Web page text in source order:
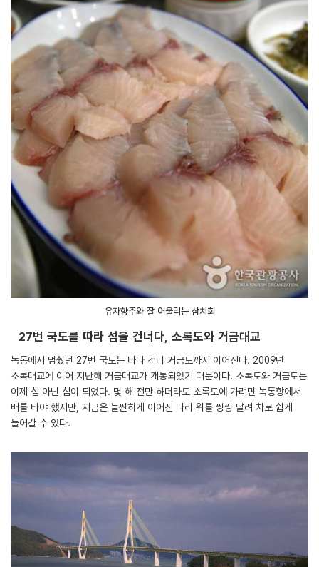
유자향주와 잘 어울리는 삼치회
27번 국도를 따라 섬을 건너다, 소록도와 거금대교
녹동에서 멈췄던 27번 국도는 바다 건너 거금도까지 이어진다. 2009년
소록대교에 이어 지난해 거금대교가 개통되었기 때문이다. 소록도와 거금도는
이제 섬 아닌 섬이 되었다. 몇 해 전만 하더라도 소록도에 가려면 녹동항에서
배를 타야 했지만, 지금은 늘씬하게 이어진 다리 위를 씽씽 달려 차로 쉽게
들어갈 수 있다.